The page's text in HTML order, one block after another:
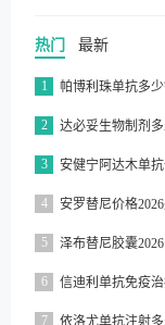
热门 最新
1 帕博利珠单抗多
2 达必妥生物制剂多
3 安健宁阿达木单
4 安罗替尼价格
5 泽布替尼胶囊2026
6 信迪利单抗免疫治疗
7